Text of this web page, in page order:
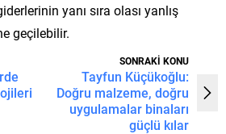
yanı sıra olası yanlış
geçilebilir.
SONRAKİ KONU
Tayfun Küçükoğlu:
Doğru malzeme, doğru
uygulamalar binaları
güçlü kılar